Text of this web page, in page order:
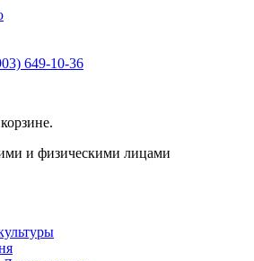
649-10-36
и физическими лицами